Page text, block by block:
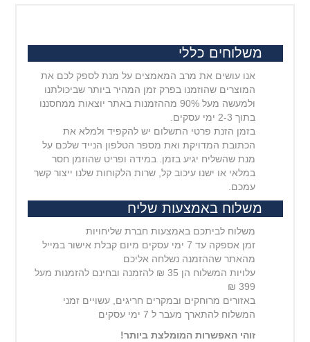
משלוחים כללי
אנו עושים את מרב המאמצים על מנת לספק לכם את
המוצרים שהוזמנו בפרק זמן המהיר ביותר שביכולתנו
ולמעשה מעל 90% מההזמנות באתר יוצאות ממחסננו
בתוך 2-3 ימי עסקים.
בזמן הזנת פרטי התשלום יש להקפיד ולמלא את
הכתובת המדויקת ואת מספר הטלפון הנייד שלכם על
מנת שהשליח יגיע בזמן. במידה ופריט שהוזמן חסר
במלאי או ישנו עיכוב קל, שרות הלקוחות שלנו ייצור קשר
עמכם.
משלוח באמצעות שליח
משלוח לביתכם באמצעות חברת שליחויות
זמן אספקה עד 7 ימי עסקים מיום קבלת אישור במייל
מהאתר שההזמנה נשלחה אליכם
עלויות המשלוח הן 35 ₪ להזמנה ובחינם להזמנות מעל
399 ₪
באזורים מרוחקים ובמקרים חריגים, עשויים זמני
המשלוח להתארך מעבר ל 7 ימי עסקים
זוהי האפשרות המומלצת ביותר!